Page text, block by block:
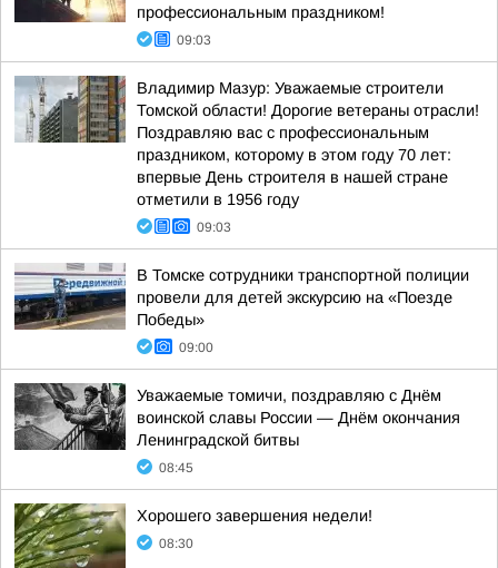
профессиональным праздником!
09:03
Владимир Мазур: Уважаемые строители
Томской области! Дорогие ветераны отрасли!
Поздравляю вас с профессиональным
праздником, которому в этом году 70 лет:
впервые День строителя в нашей стране
отметили в 1956 году
09:03
В Томске сотрудники транспортной полиции
провели для детей экскурсию на «Поезде
Победы»
09:00
Уважаемые томичи, поздравляю с Днём
воинской славы России — Днём окончания
Ленинградской битвы
08:45
Хорошего завершения недели!
08:30